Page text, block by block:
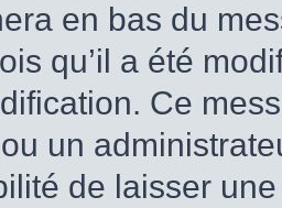
en bas du
qu’il a été
Ce
un
de laisser